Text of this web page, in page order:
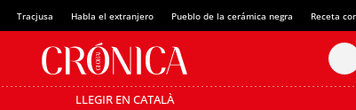
Tracjusa Habla el extranjero Pueblo de la cerámica negra Receta
LLEGIR EN CATALÀ